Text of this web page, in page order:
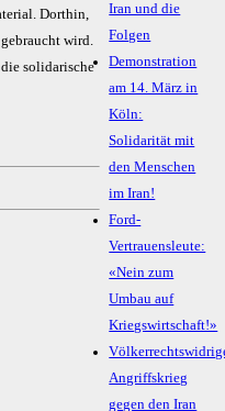
Dorthin,
wird.
solidarische
Iran und die
Folgen
Demonstration
am 14. März in
Köln:
Solidarität mit
den Menschen
im Iran!
Ford-
Vertrauensleute:
«Nein zum
Umbau auf
Kriegswirtschaft!»
Angriffskrieg
gegen den Iran